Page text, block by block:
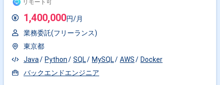
リモート可
1,400,000円/月
業務委託(フリーランス)
東京都
Java
Python SQL MySQL AWS
Docker
バックエンドエンジニア